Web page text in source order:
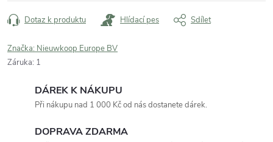
Dotaz k produktu Hlídací pes Sdílet
Značka: Nieuwkoop Europe BV
Záruka: 1
DÁREK K NÁKUPU
Při nákupu nad 1 000 Kč od nás dostanete dárek.
DOPRAVA ZDARMA